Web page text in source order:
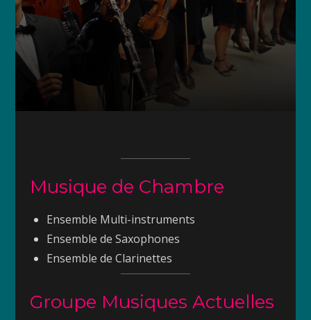
Musique de Chambre
Ensemble Multi-instruments
Ensemble de Saxophones
Ensemble de Clarinettes
Groupe Musiques Actuelles